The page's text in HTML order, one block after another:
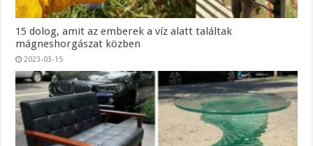
15 dolog, amit az emberek a víz alatt találtak
mágneshorgászat közben
2023-03-15